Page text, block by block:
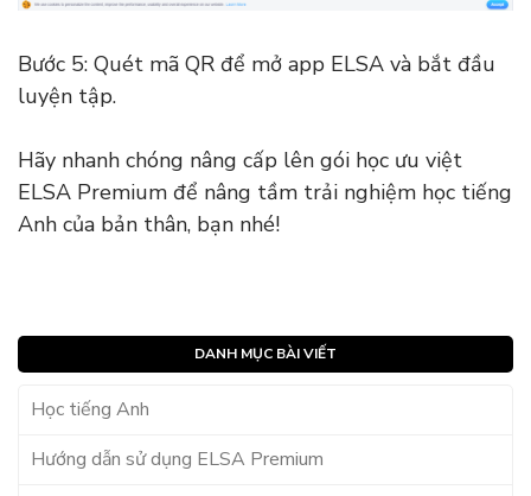
Bước 5: Quét mã QR để mở app ELSA và bắt đầu
luyện tập.
Hãy nhanh chóng nâng cấp lên gói học ưu việt
ELSA Premium để nâng tầm trải nghiệm học tiếng
Anh của bản thân, bạn nhé!
DANH MỤC BÀI VIẾT
Học tiếng Anh
Hướng dẫn sử dụng ELSA Premium